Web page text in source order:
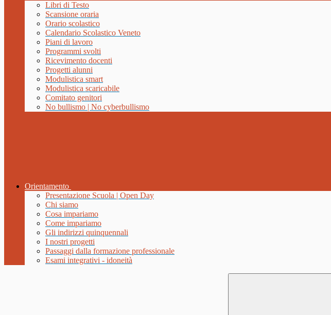
Libri di Testo
Scansione oraria
Orario scolastico
Calendario Scolastico Veneto
Piani di lavoro
Programmi svolti
Ricevimento docenti
Progetti alunni
Modulistica smart
Modulistica scaricabile
Comitato genitori
No bullismo | No cyberbullismo
Orientamento
Presentazione Scuola | Open Day
Chi siamo
Cosa impariamo
Come impariamo
Gli indirizzi quinquennali
I nostri progetti
Passaggi dalla formazione professionale
Esami integrativi - idoneità